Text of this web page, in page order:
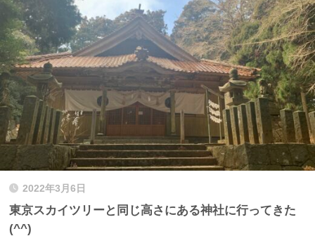
2022年3月6日
東京スカイツリーと同じ高さにある神社に行ってきた
(^^)